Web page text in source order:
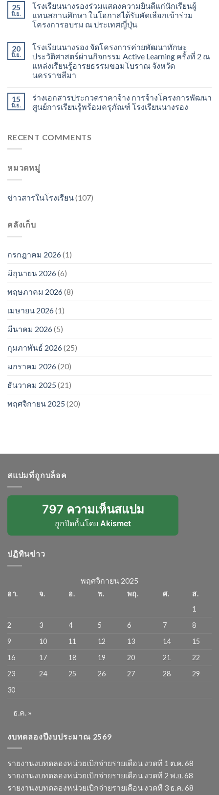
25
มิ.ย.
โรงเรียนนางรองร่วมแสดงความยินดีแก่นักเรียนผู้
แทนสถานศึกษา ในโอกาสได้รับคัดเลือกเข้าร่วม
โครงการอบรม ณ ประเทศญี่ปุ่น
20
มิ.ย.
โรงเรียนนางรอง จัดโครงการค่ายพัฒนาทักษะ
ประวัติศาสตร์ผ่านกิจกรรม Active Learning ครั้งที่ 2 ณ
แหล่งเรียนรู้อารยธรรมขอมโบราณ จังหวัด
นครราชสีมา
15
มิ.ย.
ร่างเอกสารประกวดราคาจ้าง การจ้างโครงการพัฒนา
ศูนย์การเรียนรู้พร้อมครุภัณฑ์ โรงเรียนนางรอง
RECENT COMMENTS
หมวดหมู่
ข่าวสารในโรงเรียน(107)
คลังเก็บ
กรกฎาคม 2026(1)
มิถุนายน 2026(6)
พฤษภาคม 2026(8)
เมษายน 2026(1)
มีนาคม 2026(5)
กุมภาพันธ์ 2026(25)
มกราคม 2026(20)
ธันวาคม 2025 (21)
พฤศจิกายน 2025 (20)
สแปมที่ถูกบล็อค
797 ความเห็นสแปม
ถูกปิดกั้นโดย Akismet
ปฏิทินข่าว
พฤศจิกายน 2025
อา. จ. อ. พ. พฤ. ศ.
ส.
1
2
3 4 5 6 7
8
9
10 11 12 13 14
15
16
17 18 19 20 21
22
23
24 25 26 27 28
29
30
ธ.ค. »
งบทดลองปีงบประมาณ 2569
รายงานงบทดลองหน่วยเบิกจ่ายรายเดือน งวดที 1 ต.ค. 68
รายงานงบทดลองหน่วยเบิกจ่ายรายเดือน งวดที 2 พ.ย. 68
รายงานงบทดลองหน่วยเบิกจ่ายรายเดือน งวดที 3 ธ.ค. 68